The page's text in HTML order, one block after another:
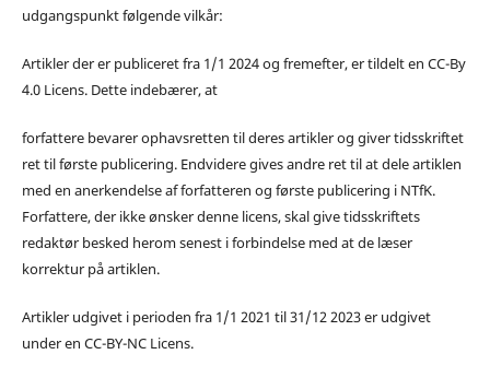
udgangspunkt følgende vilkår:
Artikler der er publiceret fra 1/1 2024 og fremefter, er tildelt en CC-By
4.0 Licens. Dette indebærer, at
forfattere bevarer ophavsretten til deres artikler og giver tidsskriftet
ret til første publicering. Endvidere gives andre ret til at dele artiklen
med en anerkendelse af forfatteren og første publicering i NTfK.
Forfattere, der ikke ønsker denne licens, skal give tidsskriftets
redaktør besked herom senest i forbindelse med at de læser
korrektur på artiklen.
Artikler udgivet i perioden fra 1/1 2021 til 31/12 2023 er udgivet
under en CC-BY-NC Licens.